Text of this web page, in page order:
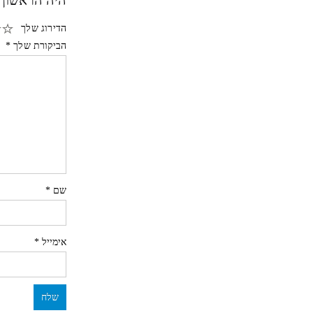
הדירוג שלך
הביקורת שלך *
שם*
אימייל*